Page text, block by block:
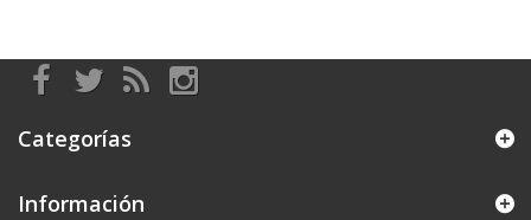
Categorías
Información